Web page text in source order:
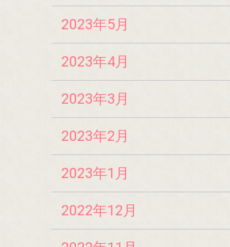
2023年5月
2023年4月
2023年3月
2023年2月
2023年1月
2022年12月